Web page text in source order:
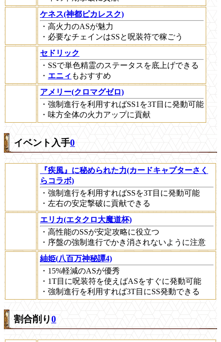
ケネス(神都ピカレスク)
・高火力のASが魅力
・必要なチェインはSSと呪装符で稼ごう
セドリック
・SSで単色精霊のステータスを底上げできる
・ エニィ もおすすめ
アメリー(クロマグゼロ)
・強制進行を利用すればSS1を3T目に発動可能
・味方全体の火力アップに貢献
イベント入手0
『疾風』に秘められた力(カードキャプターさく
らコラボ)
・強制進行を利用すればSSを3T目に発動可能
・左右の安定撃破に貢献できる
エリカ(エタクロ大魔道杯)
・高性能のSSが安定攻略に役立つ
・序盤の強制進行でかき消されないように注意
紬姫(八百万神秘譚4)
・15%軽減のASが優秀
・1T目に呪装符を使えばASをすぐに発動可能
・強制進行を利用すれば3T目にSS発動できる
割合削り0